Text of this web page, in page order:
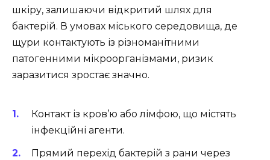
шкіру, залишаючи відкритий шлях для
бактерій. В умовах міського середовища, де
щури контактують із різноманітними
патогенними мікроорганізмами, ризик
заразитися зростає значно.
Контакт із кров’ю або лімфою, що містять
інфекційні агенти.
Прямий перехід бактерій з рани через